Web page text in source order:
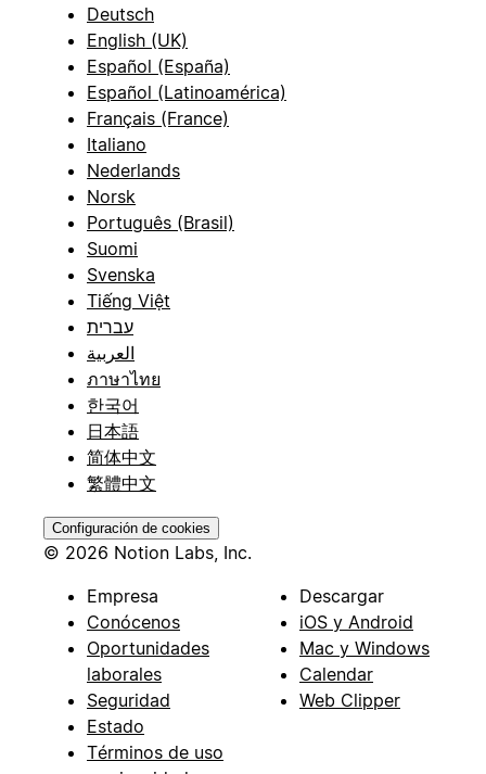
Deutsch
English (UK)
Español (España)
Español (Latinoamérica)
Français (France)
Italiano
Nederlands
Norsk
Português (Brasil)
Suomi
Svenska
Tiếng Việt
עברית
العربية
ภาษาไทย
한국어
日本語
简体中文
繁體中文
Configuración de cookies
© 2026 Notion Labs, Inc.
Empresa
Conócenos
Oportunidades
laborales
Seguridad
Estado
Términos de uso
Descargar
iOS y Android
Mac y Windows
Calendar
Web Clipper